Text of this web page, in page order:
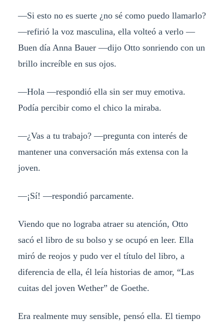
—Si esto no es suerte ¿no sé como puedo llamarlo?
—refirió la voz masculina, ella volteó a verlo —
Buen día Anna Bauer —dijo Otto sonriendo con un
brillo increíble en sus ojos.
—Hola —respondió ella sin ser muy emotiva.
Podía percibir como el chico la miraba.
—¿Vas a tu trabajo? —pregunta con interés de
mantener una conversación más extensa con la
joven.
—¡Sí! —respondió parcamente.
Viendo que no lograba atraer su atención, Otto
sacó el libro de su bolso y se ocupó en leer. Ella
miró de reojos y pudo ver el título del libro, a
diferencia de ella, él leía historias de amor, “Las
cuitas del joven Wether” de Goethe.
Era realmente muy sensible, pensó ella. El tiempo